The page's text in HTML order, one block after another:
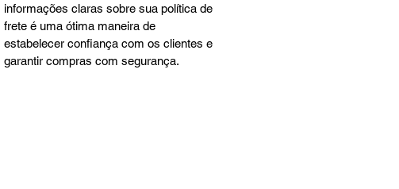
informações claras sobre sua política de
frete é uma ótima maneira de
estabelecer confiança com os clientes e
garantir compras com segurança.